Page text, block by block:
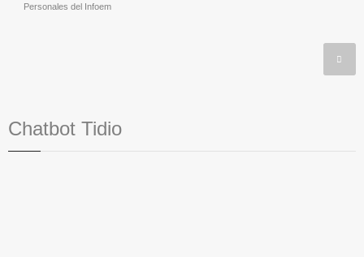
Personales del Infoem
Chatbot Tidio